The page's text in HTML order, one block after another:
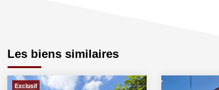
Les biens similaires
Exclusif